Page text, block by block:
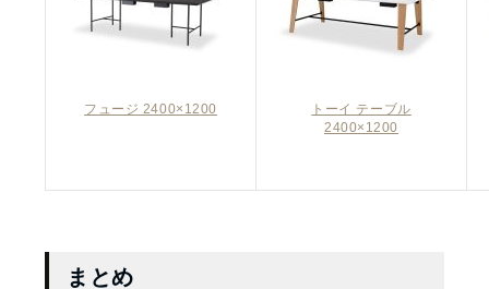
フュージ 2400×1200
トーイ テーブル
2400×1200
まとめ